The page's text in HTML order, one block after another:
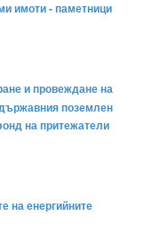
имоти - паметници
и провеждане на
поземлен
на притежатели
на енергийните